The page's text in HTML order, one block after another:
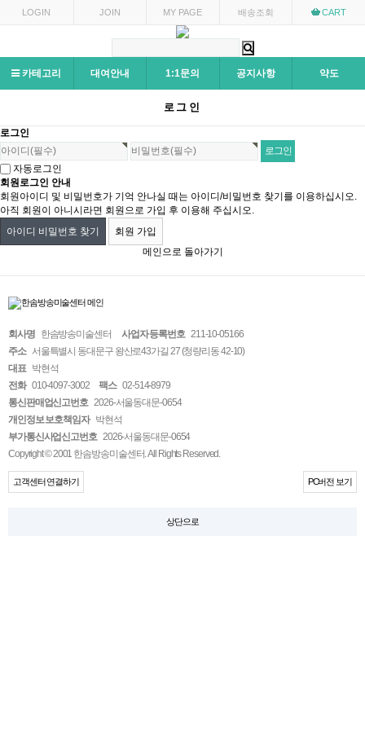
LOGIN JOIN MY PAGE 배송조회 CART
카테고리 대여안내 1:1문의 공지사항 약도
로그인
로그인
자동로그인
회원로그인 안내
회원아이디 및 비밀번호가 기억 안나실 때는 아이디/비밀번호 찾기를 이용하십시오.
아직 회원이 아니시라면 회원으로 가입 후 이용해 주십시오.
아이디 비밀번호 찾기
회원 가입
메인으로 돌아가기
회사명 한솜방송미술센터 사업자 등록번호 211-10-05166
주소 서울특별시 동대문구 왕산로43가길 27 (청량리동 42-10)
대표 박현석
전화 010-4097-3002 팩스 02-514-8979
통신판매업신고번호 2026-서울동대문-0654
개인정보 보호책임자 박현석
부가통신사업신고번호 2026-서울동대문-0654
Copyright © 2001 한솜방송미술센터. All Rights Reserved.
고객센터 연결하기 PC버전 보기
상단으로